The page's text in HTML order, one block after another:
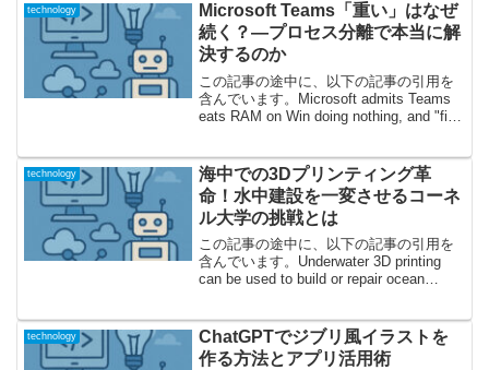
technology
Microsoft Teams「重い」はなぜ
続く？―プロセス分離で本当に解
決するのか
この記事の途中に、以下の記事の引用を
含んでいます。Microsoft admits Teams
eats RAM on Win doing nothing, and "fix"
technology
海中での3Dプリンティング革
命！水中建設を一変させるコーネ
ル大学の挑戦とは
この記事の途中に、以下の記事の引用を
含んでいます。Underwater 3D printing
can be used to build or repair ocean
technology
ChatGPTでジブリ風イラストを
作る方法とアプリ活用術